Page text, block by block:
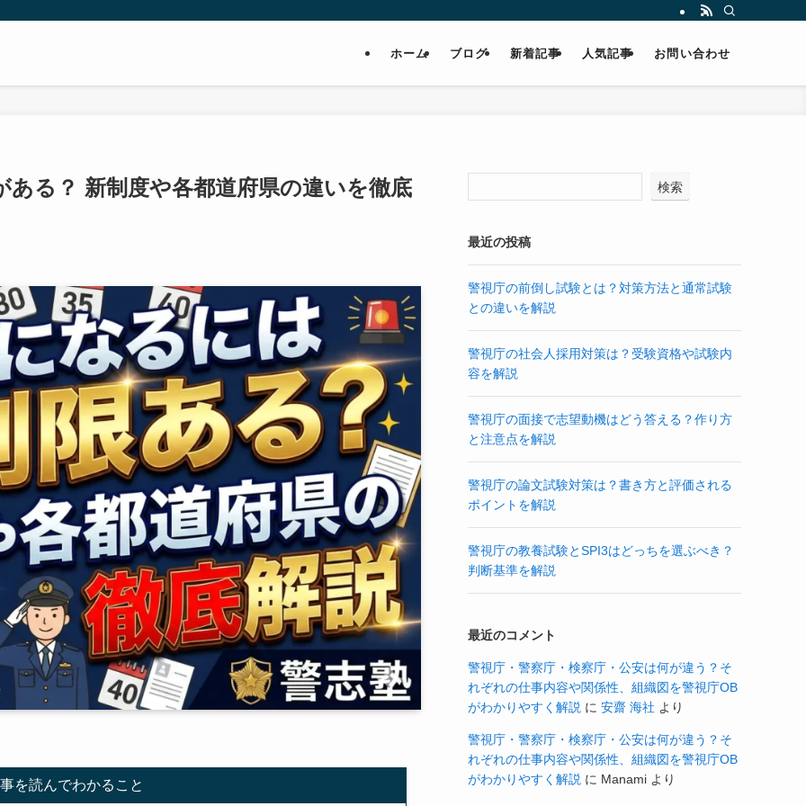
ホーム ブログ 新着記事 人気記事 お問い合わせ
る？ 新制度や各都道府県の違いを徹底
を読んでわかること
検索
最近の投稿
警視庁の前倒し試験とは？対策方法と通常試験
との違いを解説
警視庁の社会人採用対策は？受験資格や試験内
容を解説
警視庁の面接で志望動機はどう答える？作り方
と注意点を解説
警視庁の論文試験対策は？書き方と評価される
ポイントを解説
警視庁の教養試験とSPI3はどっちを選ぶべき？
判断基準を解説
最近のコメント
警視庁・警察庁・検察庁・公安は何が違う？そ
れぞれの仕事内容や関係性、組織図を警視庁OB
がわかりやすく解説 に 安齋 海社 より
警視庁・警察庁・検察庁・公安は何が違う？そ
れぞれの仕事内容や関係性、組織図を警視庁OB
がわかりやすく解説 に Manami より